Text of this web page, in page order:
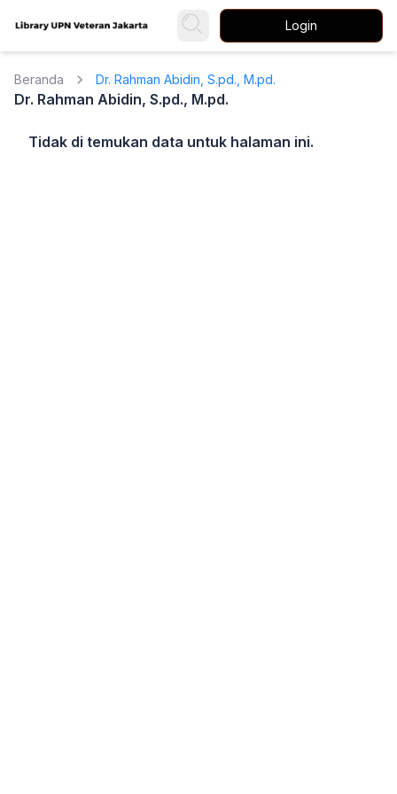
Login
Beranda Dr. Rahman Abidin, S.pd., M.pd.
Dr. Rahman Abidin, S.pd., M.pd.
Tidak di temukan data untuk halaman ini.